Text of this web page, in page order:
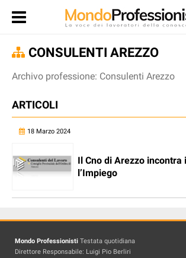
CONSULENTI AREZZO
Archivo professione: Consulenti Arezzo
ARTICOLI
18 Marzo 2024
Il Cno di Arezzo incontra
l’Impiego
Mondo Professionisti Testata quotidiana
Direttore Responsabile: Luigi Pio Berliri